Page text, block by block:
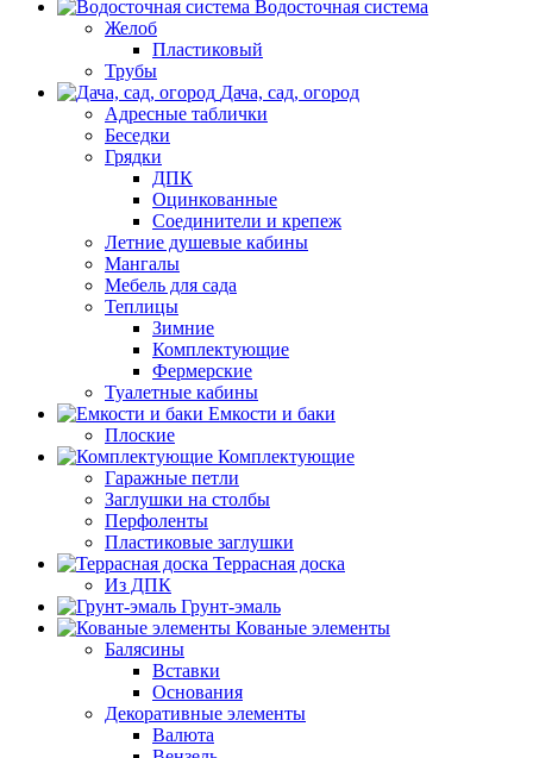
Водосточная система
Желоб
Пластиковый
Трубы
Дача, сад, огород
Адресные таблички
Беседки
Грядки
ДПК
Оцинкованные
Соединители и крепеж
Летние душевые кабины
Мангалы
Мебель для сада
Теплицы
Зимние
Комплектующие
Фермерские
Туалетные кабины
Емкости и баки
Плоские
Комплектующие
Гаражные петли
Заглушки на столбы
Перфоленты
Пластиковые заглушки
Террасная доска
Из ДПК
Грунт-эмаль
Кованые элементы
Балясины
Вставки
Основания
Декоративные элементы
Валюта